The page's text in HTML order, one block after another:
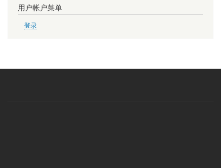
用户帐户菜单
登录